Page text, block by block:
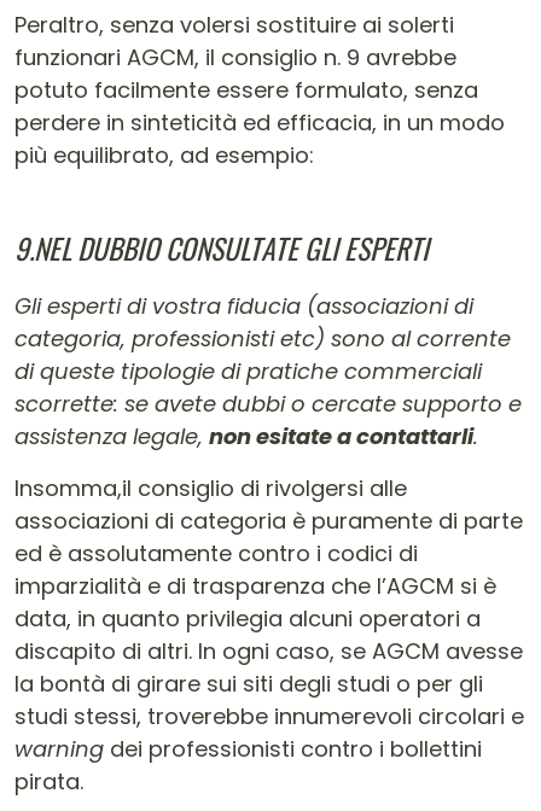
Peraltro, senza volersi sostituire ai solerti
funzionari AGCM, il consiglio n. 9 avrebbe
potuto facilmente essere formulato, senza
perdere in sinteticità ed efficacia, in un modo
più equilibrato, ad esempio:
9.NEL DUBBIO CONSULTATE GLI ESPERTI
Gli esperti di vostra fiducia (associazioni di
categoria, professionisti etc) sono al corrente
di queste tipologie di pratiche commerciali
scorrette: se avete dubbi o cercate supporto e
assistenza legale, non esitate a contattarli.
Insomma,il consiglio di rivolgersi alle
associazioni di categoria è puramente di parte
ed è assolutamente contro i codici di
imparzialità e di trasparenza che l’AGCM si è
data, in quanto privilegia alcuni operatori a
discapito di altri. In ogni caso, se AGCM avesse
la bontà di girare sui siti degli studi o per gli
studi stessi, troverebbe innumerevoli circolari e
warning dei professionisti contro i bollettini
pirata.